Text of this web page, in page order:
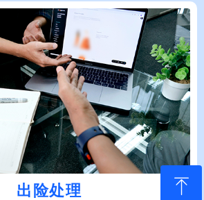
出险处理 ꁸ